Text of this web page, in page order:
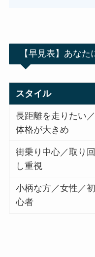
【早見表】あな
スタイル
長距離を走りたい／
体格が大きめ
街乗り中心／取り回
し重視
小柄な方／女性／初
心者